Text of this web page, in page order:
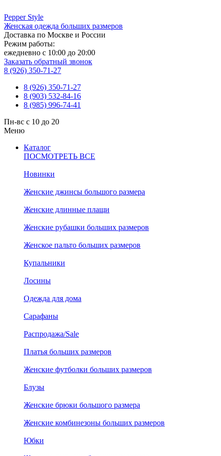
Pepper Style
Женская одежда больших размеров
Доставка по Москве и России
Режим работы:
ежедневно с 10:00 до 20:00
Заказать обратный звонок
8 (926) 350-71-27
8 (926) 350-71-27
8 (903) 532-84-16
8 (985) 996-74-41
Пн-вс с 10 до 20
Меню
Каталог
ПОСМОТРЕТЬ ВСЕ
Новинки
Женские джинсы большого размера
Женские длинные плащи
Женские рубашки больших размеров
Женское пальто больших размеров
Купальники
Лосины
Одежда для дома
Сарафаны
Распродажа/Sale
Платья больших размеров
Женские футболки больших размеров
Блузы
Женские брюки большого размера
Женские комбинезоны больших размеров
Юбки